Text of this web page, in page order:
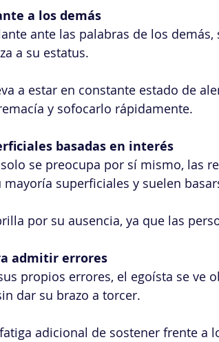
a los demás
ante las palabras de los
a su estatus.
a estar en constante estado de
y sofocarlo rápidamente.
basadas en interés
se preocupa por sí mismo, las
mayoría superficiales y suelen
por su ausencia, ya que las
admitir errores
propios errores, el egoísta se ve
dar su brazo a torcer.
adicional de sostener frente a